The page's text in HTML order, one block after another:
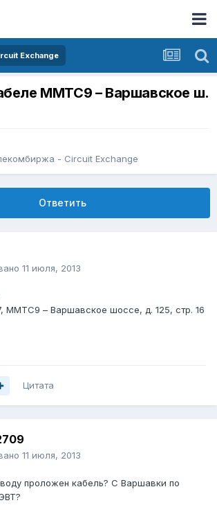
Exchange
ММТС9 – Варшавское ш.
- Circuit Exchange
Ответить
11 июля, 2013
ММТС9 – Варшавское шоссе, д. 125, стр. 16
Цитата
11 июля, 2013
проложен кабель? С Варшавки по